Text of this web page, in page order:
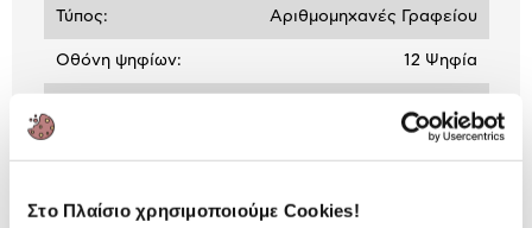
Στο Πλαίσιο χρησιμοποιούμε Cookies!
Τύπος: Αριθμομηχανές Γραφείου
Οθόνη ψηφίων: 12 Ψηφία
cm